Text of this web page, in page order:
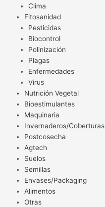
Clima
Fitosanidad
Pesticidas
Biocontrol
Polinización
Plagas
Enfermedades
Virus
Nutrición Vegetal
Bioestimulantes
Maquinaria
Invernaderos/Coberturas
Postcosecha
Agtech
Suelos
Semillas
Envases/Packaging
Alimentos
Otras